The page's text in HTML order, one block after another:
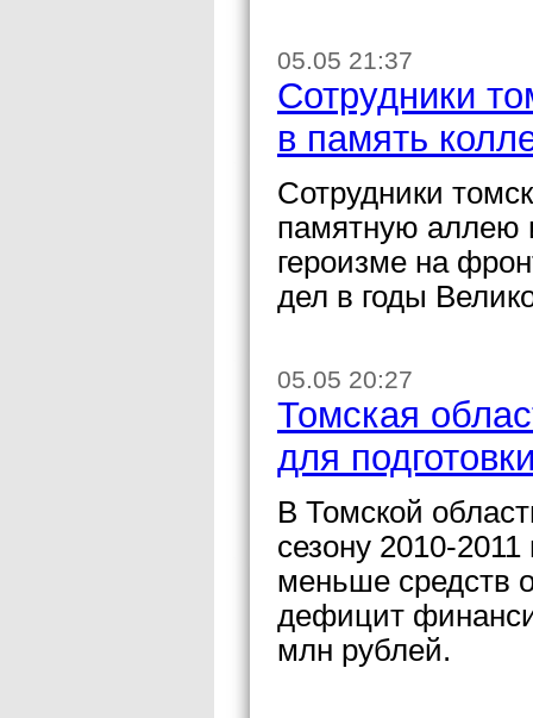
05.05 21:37
Сотрудники
в память
Сотрудники
памятную аллею
героизме на
дел в годы
05.05 20:27
Томская
для
В Томской
сезону 2010-
меньше средств
дефицит
млн рублей.